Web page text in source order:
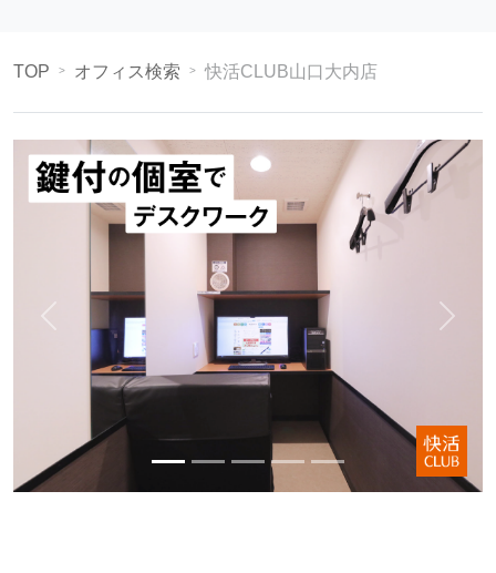
TOP オフィス検索 快活CLUB山口大内店